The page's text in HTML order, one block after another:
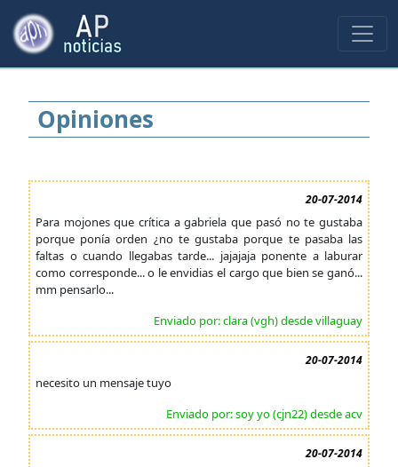
Opiniones
20-07-2014
Para mojones que crítica a gabriela que pasó no te gustaba
porque ponía orden ¿no te gustaba porque te pasaba las
faltas o cuando llegabas tarde... jajajaja ponente a laburar
como corresponde... o le envidias el cargo que bien se ganó...
mm pensarlo...
Enviado por: clara (vgh) desde villaguay
20-07-2014
necesito un mensaje tuyo
Enviado por: soy yo (cjn22) desde acv
20-07-2014